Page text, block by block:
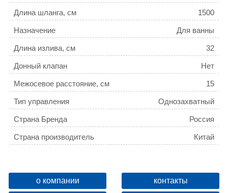
Длина шланга, см 1500
Назначение Для ванны
Длина излива, см 32
Донный клапан Нет
Межосевое расстояние, см 15
Тип управления Однозахватный
Страна Бренда Россия
Страна производитель Китай
комплектующие – 3 года,
душевые аксессуары в
Тип излива
Длинный поворотный на
В комплекте с душем (лейкой)
Да
о компании контакты